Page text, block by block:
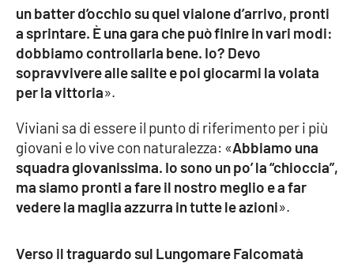
un batter d’occhio su quel vialone d’arrivo, pronti
a sprintare. È una gara che può finire in vari modi:
dobbiamo controllarla bene. Io? Devo
sopravvivere alle salite e poi giocarmi la volata
per la vittoria».
Viviani sa di essere il punto di riferimento per i più
giovani e lo vive con naturalezza: «Abbiamo una
squadra giovanissima. Io sono un po’ la “chioccia”,
ma siamo pronti a fare il nostro meglio e a far
vedere la maglia azzurra in tutte le azioni».
Verso il traguardo sul Lungomare Falcomatà